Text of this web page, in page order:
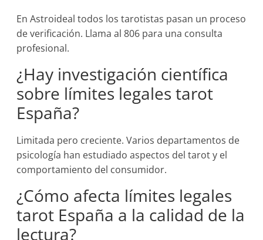
En Astroideal todos los tarotistas pasan un proceso
de verificación. Llama al 806 para una consulta
profesional.
¿Hay investigación científica
sobre límites legales tarot
España?
Limitada pero creciente. Varios departamentos de
psicología han estudiado aspectos del tarot y el
comportamiento del consumidor.
¿Cómo afecta límites legales
tarot España a la calidad de la
lectura?